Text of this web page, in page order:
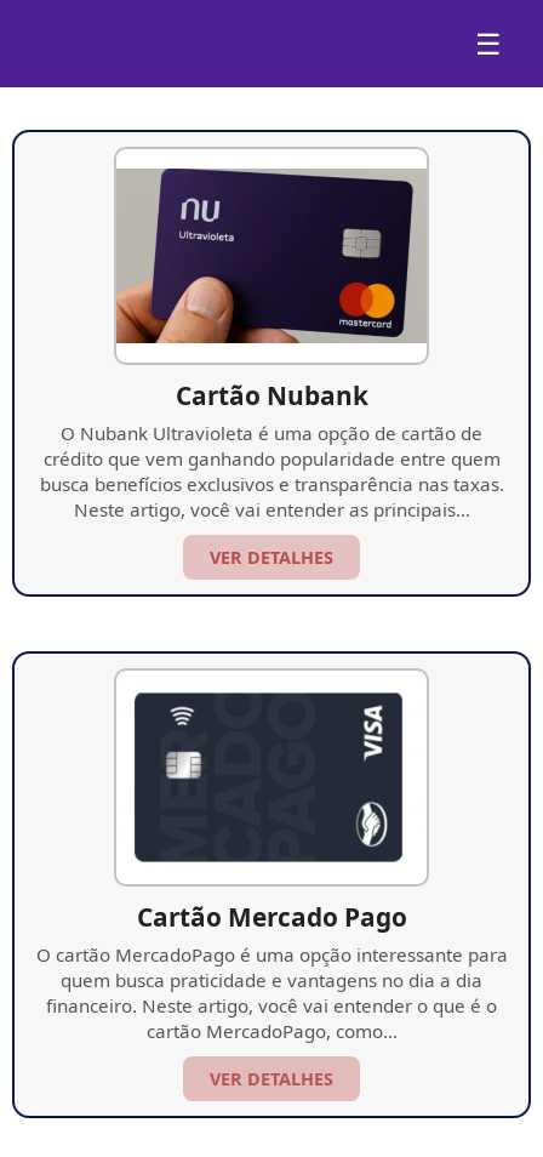
☰
Cartão Nubank
O Nubank Ultravioleta é uma opção de cartão de
crédito que vem ganhando popularidade entre quem
busca benefícios exclusivos e transparência nas taxas.
Neste artigo, você vai entender as principais…
VER DETALHES
Cartão Mercado Pago
O cartão MercadoPago é uma opção interessante para
quem busca praticidade e vantagens no dia a dia
financeiro. Neste artigo, você vai entender o que é o
cartão MercadoPago, como…
VER DETALHES